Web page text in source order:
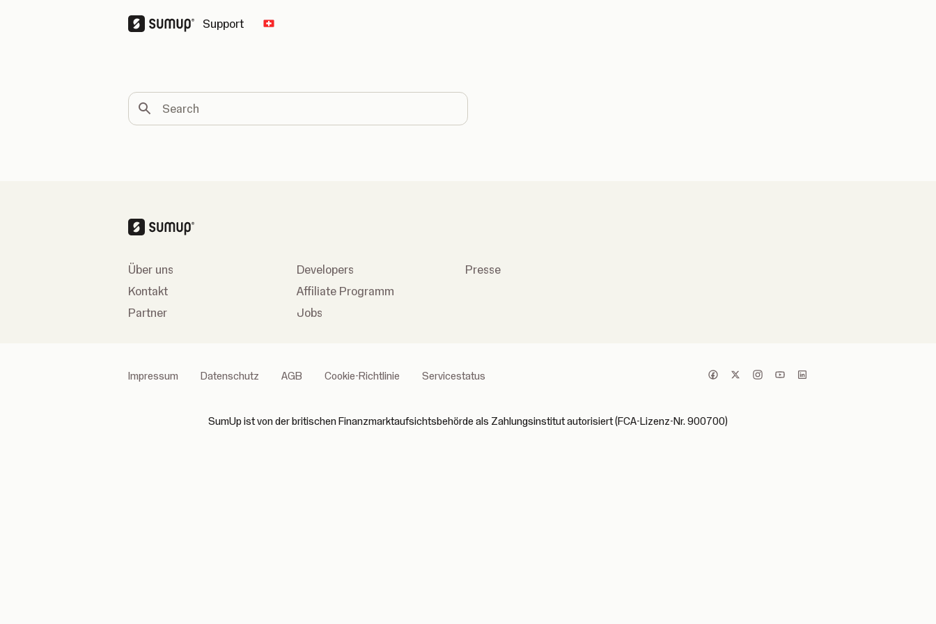
Support Change country
Search
Über uns
Kontakt
Partner
Developers
Affiliate Programm
Jobs
Presse
Impressum Datenschutz AGB Cookie-Richtlinie Servicestatus
SumUp ist von der britischen Finanzmarktaufsichtsbehörde als Zahlungsinstitut autorisiert (FCA-Lizenz-Nr. 900700)